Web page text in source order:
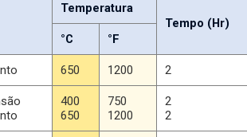
Temperatura
Tempo (Hr)
°C
°F
650 1200 2
400
650
750
1200
2
2